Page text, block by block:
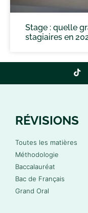
Stage : quelle
stagiaires en
RÉVISIONS
Toutes les matières
Méthodologie
Baccalauréat
Bac de Français
Grand Oral